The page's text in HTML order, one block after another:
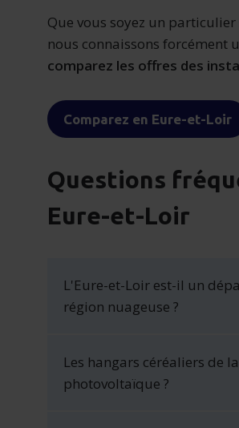
Que vous soyez un
nous connaissons forcément
comparez les offres des
Comparez en Eure-et-Loir
Questions
Eure-et-Loir
L'Eure-et-Loir est-il un
région nuageuse ?
Les hangars céréaliers de
photovoltaïque ?